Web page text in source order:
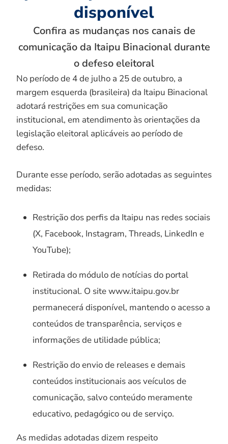
disponível
Confira as mudanças nos canais de
comunicação da Itaipu Binacional durante
o defeso eleitoral
No período de 4 de julho a 25 de outubro, a
margem esquerda (brasileira) da Itaipu Binacional
adotará restrições em sua comunicação
institucional, em atendimento às orientações da
legislação eleitoral aplicáveis ao período de
defeso.
Durante esse período, serão adotadas as seguintes
medidas:
Restrição dos perfis da Itaipu nas redes sociais
(X, Facebook, Instagram, Threads, LinkedIn e
YouTube);
Retirada do módulo de notícias do portal
institucional. O site www.itaipu.gov.br
permanecerá disponível, mantendo o acesso a
conteúdos de transparência, serviços e
informações de utilidade pública;
Restrição do envio de releases e demais
conteúdos institucionais aos veículos de
comunicação, salvo conteúdo meramente
educativo, pedagógico ou de serviço.
As medidas adotadas dizem respeito